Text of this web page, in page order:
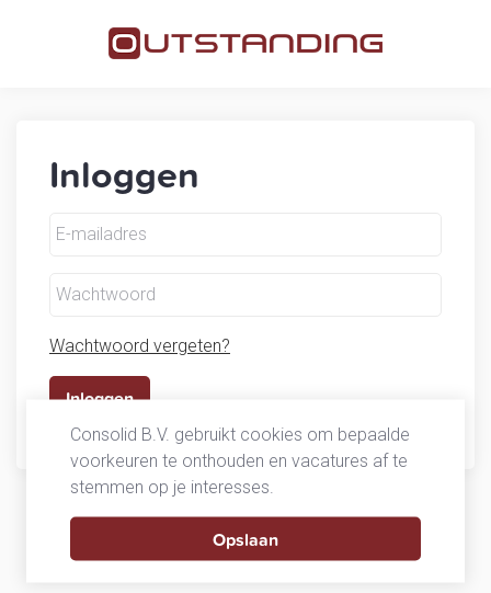
Inloggen
Wachtwoord vergeten?
Consolid B.V. gebruikt cookies om bepaalde
voorkeuren te onthouden en vacatures af te
stemmen op je interesses.